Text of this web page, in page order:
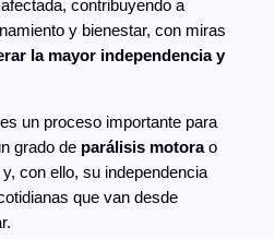
contribuyendo a
y bienestar, con miras
la mayor independencia y
es un proceso importante para
grado de parálisis motorao
con ello, su independencia
que van desde